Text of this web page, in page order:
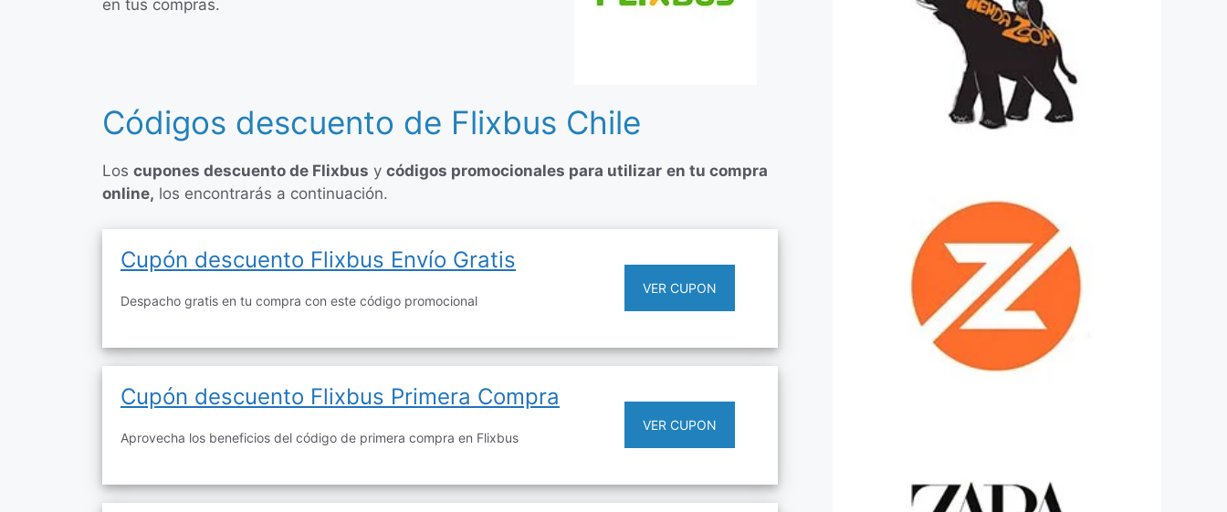
en tus compras.
Códigos descuento de Flixbus Chile
Los cupones descuento de Flixbus y códigos promocionales para utilizar en tu compra
online, los encontrarás a continuación.
Cupón descuento Flixbus Envío Gratis
Despacho gratis en tu compra con este código promocional
VER CUPON
Cupón descuento Flixbus Primera Compra
Aprovecha los beneficios del código de primera compra en Flixbus
VER CUPON